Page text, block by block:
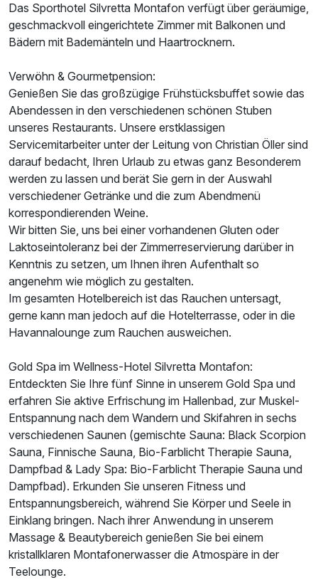
Juniorsuite/n
2 Erwachsene
Das Sporthotel Silvretta Montafon verfügt über geräumige,
geschmackvoll eingerichtete Zimmer mit Balkonen und
Bädern mit Bademänteln und Haartrocknern.
Verwöhn & Gourmetpension:
Genießen Sie das großzügige Frühstücksbuffet sowie das
Abendessen in den verschiedenen schönen Stuben
unseres Restaurants. Unsere erstklassigen
Servicemitarbeiter unter der Leitung von Christian Öller sind
darauf bedacht, Ihren Urlaub zu etwas ganz Besonderem
werden zu lassen und berät Sie gern in der Auswahl
verschiedener Getränke und die zum Abendmenü
korrespondierenden Weine.
Wir bitten Sie, uns bei einer vorhandenen Gluten oder
Laktoseintoleranz bei der Zimmerreservierung darüber in
Kenntnis zu setzen, um Ihnen ihren Aufenthalt so
angenehm wie möglich zu gestalten.
Im gesamten Hotelbereich ist das Rauchen untersagt,
gerne kann man jedoch auf die Hotelterrasse, oder in die
Havannalounge zum Rauchen ausweichen.
Gold Spa im Wellness-Hotel Silvretta Montafon:
Entdeckten Sie Ihre fünf Sinne in unserem Gold Spa und
erfahren Sie aktive Erfrischung im Hallenbad, zur Muskel-
Entspannung nach dem Wandern und Skifahren in sechs
verschiedenen Saunen (gemischte Sauna: Black Scorpion
Sauna, Finnische Sauna, Bio-Farblicht Therapie Sauna,
Dampfbad & Lady Spa: Bio-Farblicht Therapie Sauna und
Dampfbad). Erkunden Sie unseren Fitness und
Entspannungsbereich, während Sie Körper und Seele in
Einklang bringen. Nach ihrer Anwendung in unserem
Massage & Beautybereich genießen Sie bei einem
kristallklaren Montafonerwasser die Atmospäre in der
Teelounge.